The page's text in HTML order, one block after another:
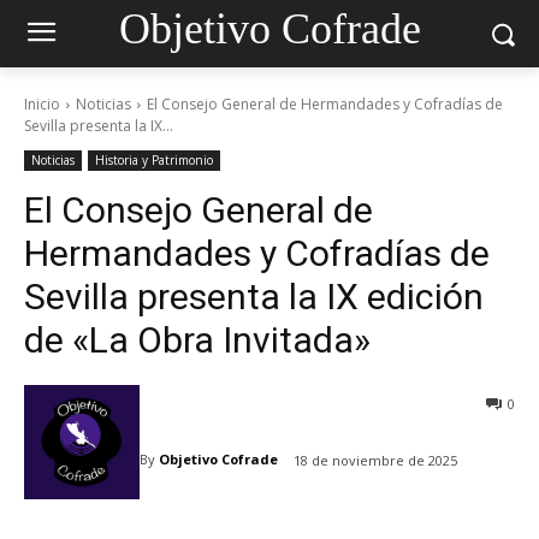
Objetivo Cofrade
Inicio Noticias
El Consejo ⁢General de Hermandades y Cofradías de
Sevilla presenta la IX...
Noticias Historia y Patrimonio
El Consejo ⁢General de
Hermandades y Cofradías de
Sevilla presenta la IX edición
de «La Obra Invitada»
By Objetivo Cofrade 18 de noviembre de 2025
0